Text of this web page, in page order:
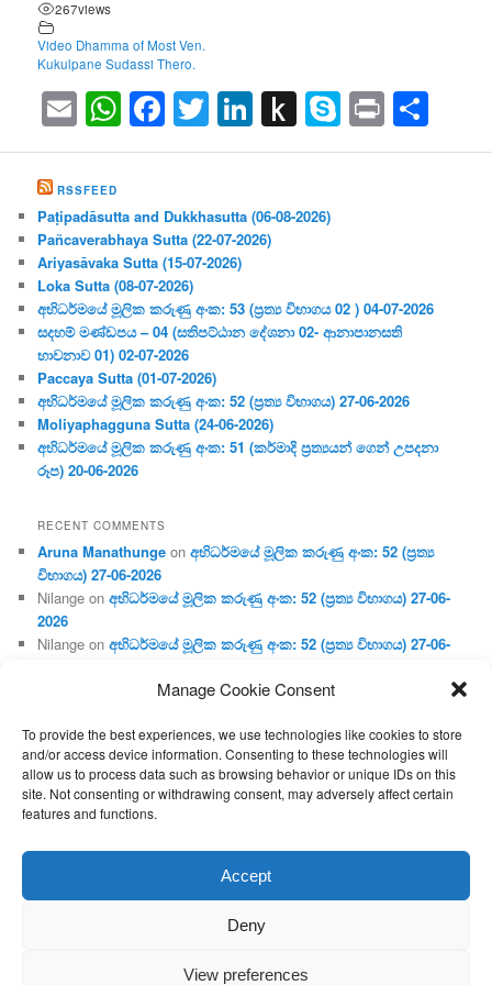
Manage Cookie Consent
To provide the best experiences, we use technologies like cookies to store
and/or access device information. Consenting to these technologies will
allow us to process data such as browsing behavior or unique IDs on this
site. Not consenting or withdrawing consent, may adversely affect certain
features and functions.
Accept
Deny
View preferences
267views
Video Dhamma of Most Ven.
Kukulpane Sudassi Thero.
EmailWhatsApp
Facebook
Twitter
LinkedIn
Push
to
Skype
Print
RSSFEED
Paṭipadāsutta and Dukkhasutta (06-08-2026)
Pañcaverabhaya Sutta (22-07-2026)
Ariyasāvaka Sutta (15-07-2026)
Loka Sutta (08-07-2026)
අභිධර්මයේ මූලික කරුණු අංක: 53 (ප්‍ර‍ත්‍ය විභාගය 02 ) 04-07-2026
සදහම් මණ්ඩපය – 04 (සතිපට්ඨාන දේශනා 02- ආනාපානසති
භාවනාව 01) 02-07-2026
Paccaya Sutta (01-07-2026)
අභිධර්මයේ මූලික කරුණු අංක: 52 (ප්‍ර‍ත්‍ය විභාගය) 27-06-2026
Moliyaphagguna Sutta (24-06-2026)
අභිධර්මයේ මූලික කරුණු අංක: 51 (කර්මාදි ප්‍ර‍ත්‍යයන් ගෙන් උපදනා
රූප) 20-06-2026
RECENT COMMENTS
Aruna Manathunge onඅභිධර්මයේ මූලික කරුණු අංක: 52 (ප්‍ර‍ත්‍ය
විභාගය) 27-06-2026
Nilange onඅභිධර්මයේ මූලික කරුණු අංක: 52 (ප්‍ර‍ත්‍ය විභාගය) 27-06-
2026
Nilange onඅභිධර්මයේ මූලික කරුණු අංක: 52 (ප්‍ර‍ත්‍ය විභාගය) 27-06-
Aruna Manathungeonඅභිධර්මයේ මූලික කරුණු අංක: 46 (හෘදය,
Gunaratneonඅභිධර්මයේ මූලික කරුණු අංක: 46 (හෘදය, ජීවිත,
ආහාර රූප) 02-05-2026
Proudly powered by WordPress